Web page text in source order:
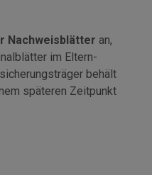
Nachweisblätter an,
im Eltern-
behält
späteren Zeitpunkt